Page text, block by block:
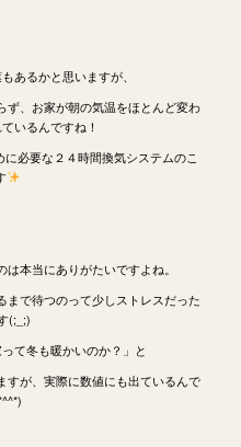
あるかと思いますが、
ず、お家が朝の気温をほとんど変わ
いるんですね！
必要な２４時間換気システムのこ
本当にありがたいですよね。
まで待つのって少しストレスだった
(;_;)
て冬も暖かいのか？」と
すが、実際に数値にも出ているんで